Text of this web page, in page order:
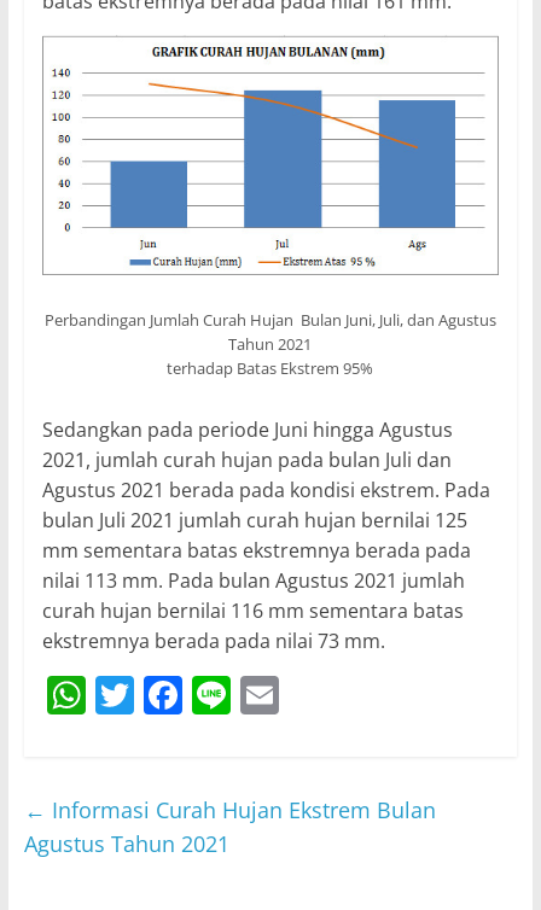
Perbandingan Jumlah Curah Hujan Bulan Juni, Juli, dan Agustus
Tahun 2021
terhadap Batas Ekstrem 95%
Sedangkan pada periode Juni hingga Agustus
2021, jumlah curah hujan pada bulan Juli dan
Agustus 2021 berada pada kondisi ekstrem. Pada
bulan Juli 2021 jumlah curah hujan bernilai 125
mm sementara batas ekstremnya berada pada
nilai 113 mm. Pada bulan Agustus 2021 jumlah
curah hujan bernilai 116 mm sementara batas
ekstremnya berada pada nilai 73 mm.
W
s
A
T
er
F
e
b
Li E
l
← Informasi Curah Hujan Ekstrem Bulan
Agustus Tahun 2021